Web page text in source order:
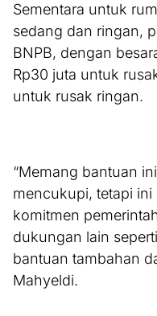
Sementara untuk
sedang dan ringan,
BNPB, dengan
Rp30 juta untuk
untuk rusak ringan.
“Memang bantuan
mencukupi, tetapi
komitmen
dukungan lain
bantuan tambahan
Mahyeldi.